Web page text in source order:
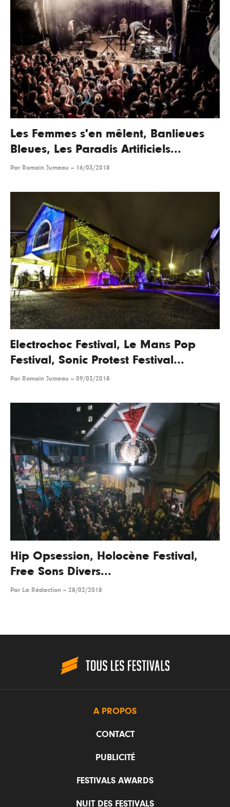
Les Femmes s'en mêlent, Banlieues
Bleues, Les Paradis Artificiels...
Par Romain Jumeau -- 16/03/2018
Electrochoc Festival, Le Mans Pop
Festival, Sonic Protest Festival...
Par Romain Jumeau -- 09/03/2018
Hip Opsession, Holocène Festival,
Free Sons Divers...
Par La Rédaction -- 28/02/2018
A PROPOS
CONTACT
PUBLICITÉ
FESTIVALS AWARDS
NUIT DES FESTIVALS